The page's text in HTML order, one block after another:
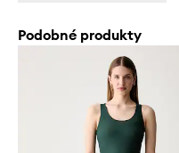
Podobné produkty